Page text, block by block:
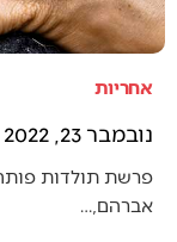
אחריות
נובמבר 23, 2022
פרשת תולדות
אברהם,…